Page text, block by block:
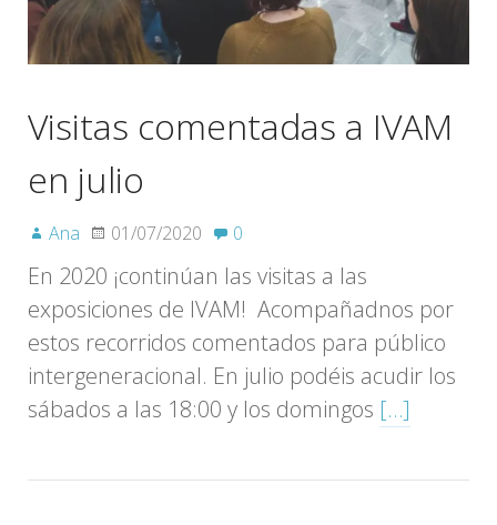
Visitas comentadas a IVAM
en julio
Ana 01/07/2020 0
En 2020 ¡continúan las visitas a las
exposiciones de IVAM! Acompañadnos por
estos recorridos comentados para público
intergeneracional. En julio podéis acudir los
sábados a las 18:00 y los domingos […]